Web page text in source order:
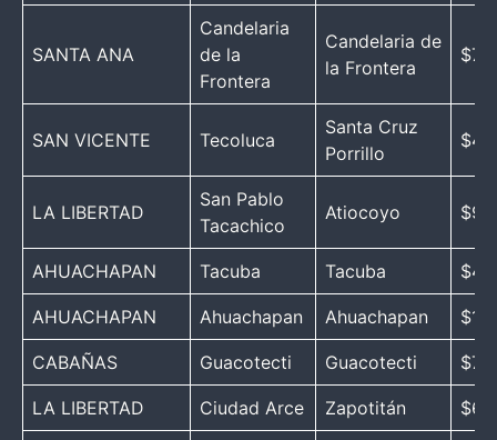
SANTA ANA
Candelaria
de la
Frontera
Candelaria de
la Frontera
SAN VICENTE Tecoluca
Santa Cruz
Porrillo
LA LIBERTAD
San Pablo
Tacachico
Atiocoyo
AHUACHAPAN Tacuba Tacuba
AHUACHAPAN Ahuachapan Ahuachapan
CABAÑAS Guacotecti Guacotecti
LA LIBERTAD Ciudad Arce Zapotitán